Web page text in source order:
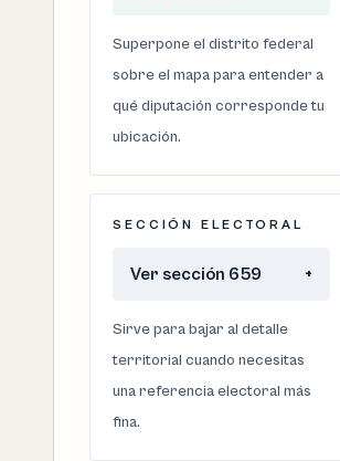
Superpone el distrito federal
sobre el mapa para entender a
qué diputación corresponde tu
ubicación.
SECCIÓN ELECTORAL
Ver sección 659 +
Sirve para bajar al detalle
territorial cuando necesitas
una referencia electoral más
fina.